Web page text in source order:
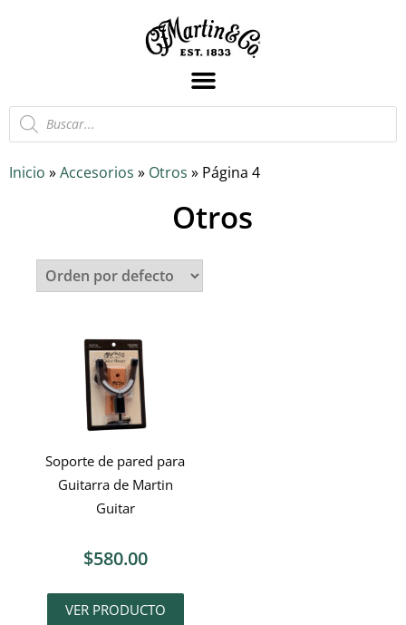
Inicio »Accesorios » Otros » Página 4
Otros
Soporte de pared para
Guitarra de Martin
Guitar
$580.00
VER PRODUCTO